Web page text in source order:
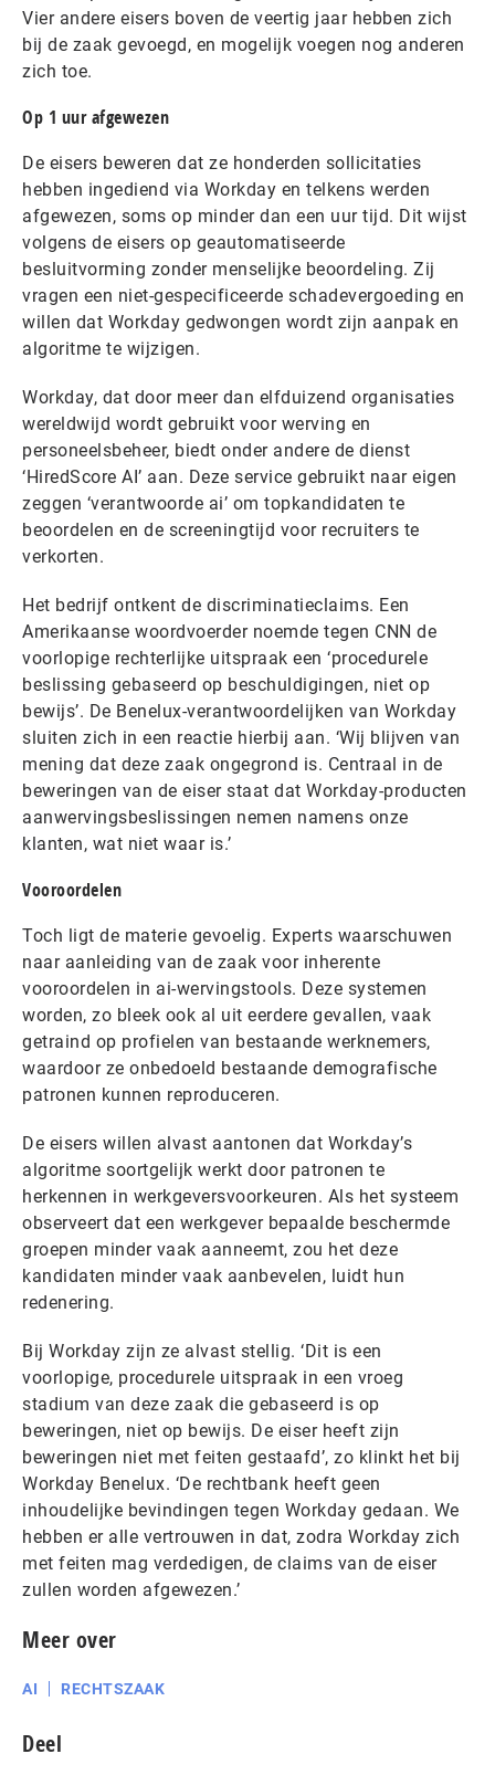
Vier andere eisers boven de veertig jaar hebben zich
bij de zaak gevoegd, en mogelijk voegen nog anderen
zich toe.
Op 1 uur afgewezen
De eisers beweren dat ze honderden sollicitaties
hebben ingediend via Workday en telkens werden
afgewezen, soms op minder dan een uur tijd. Dit wijst
volgens de eisers op geautomatiseerde
besluitvorming zonder menselijke beoordeling. Zij
vragen een niet-gespecificeerde schadevergoeding en
willen dat Workday gedwongen wordt zijn aanpak en
algoritme te wijzigen.
Workday, dat door meer dan elfduizend organisaties
wereldwijd wordt gebruikt voor werving en
personeelsbeheer, biedt onder andere de dienst
‘HiredScore AI’ aan. Deze service gebruikt naar eigen
zeggen ‘verantwoorde ai’ om topkandidaten te
beoordelen en de screeningtijd voor recruiters te
verkorten.
Het bedrijf ontkent de discriminatieclaims. Een
Amerikaanse woordvoerder noemde tegen CNN de
voorlopige rechterlijke uitspraak een ‘procedurele
beslissing gebaseerd op beschuldigingen, niet op
bewijs’. De Benelux-verantwoordelijken van Workday
sluiten zich in een reactie hierbij aan. ‘Wij blijven van
mening dat deze zaak ongegrond is. Centraal in de
beweringen van de eiser staat dat Workday-producten
aanwervingsbeslissingen nemen namens onze
klanten, wat niet waar is.’
Vooroordelen
Toch ligt de materie gevoelig. Experts waarschuwen
naar aanleiding van de zaak voor inherente
vooroordelen in ai-wervingstools. Deze systemen
worden, zo bleek ook al uit eerdere gevallen, vaak
getraind op profielen van bestaande werknemers,
waardoor ze onbedoeld bestaande demografische
patronen kunnen reproduceren.
De eisers willen alvast aantonen dat Workday’s
algoritme soortgelijk werkt door patronen te
herkennen in werkgeversvoorkeuren. Als het systeem
observeert dat een werkgever bepaalde beschermde
groepen minder vaak aanneemt, zou het deze
kandidaten minder vaak aanbevelen, luidt hun
redenering.
Bij Workday zijn ze alvast stellig. ‘Dit is een
voorlopige, procedurele uitspraak in een vroeg
stadium van deze zaak die gebaseerd is op
beweringen, niet op bewijs. De eiser heeft zijn
beweringen niet met feiten gestaafd’, zo klinkt het bij
Workday Benelux. ‘De rechtbank heeft geen
inhoudelijke bevindingen tegen Workday gedaan. We
hebben er alle vertrouwen in dat, zodra Workday zich
met feiten mag verdedigen, de claims van de eiser
zullen worden afgewezen.’
Meer over
AI RECHTSZAAK
Deel